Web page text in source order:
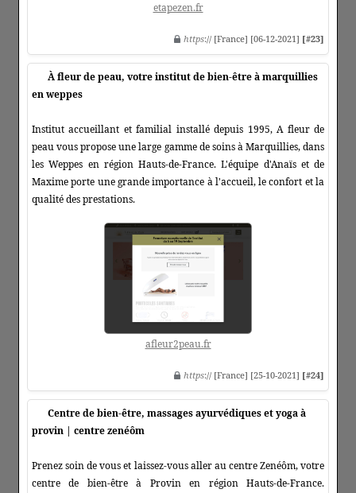
etapezen.fr
https:// [France] [06-12-2021] [#23]
À fleur de peau, votre institut de bien-être à marquillies
en weppes
Institut accueillant et familial installé depuis 1995, A fleur de
peau vous propose une large gamme de soins à Marquillies, dans
les Weppes en région Hauts-de-France. L'équipe d'Anaïs et de
Maxime porte une grande importance à l'accueil, le confort et la
qualité des prestations.
afleur2peau.fr
https:// [France] [25-10-2021] [#24]
Centre de bien-être, massages ayurvédiques et yoga à
provin | centre zenéôm
Prenez soin de vous et laissez-vous aller au centre Zenéôm, votre
centre de bien-être à Provin en région Hauts-de-France.